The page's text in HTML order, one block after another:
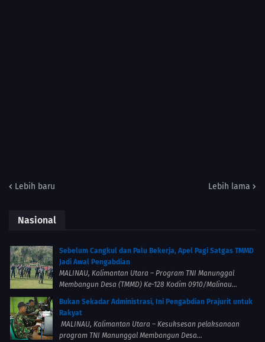
Lebih baru Lebih lama
Nasional
Sebelum Cangkul dan Palu Bekerja, Apel Pagi Satgas TMMD
Jadi Awal Pengabdian
MALINAU, Kalimantan Utara – Program TNI Manunggal
Membangun Desa (TMMD) Ke-128 Kodim 0910/Malinau...
Bukan Sekadar Administrasi, Ini Pengabdian Prajurit untuk
Rakyat
MALINAU, Kalimantan Utara – Kesuksesan pelaksanaan
program TNI Manunggal Membangun Desa...